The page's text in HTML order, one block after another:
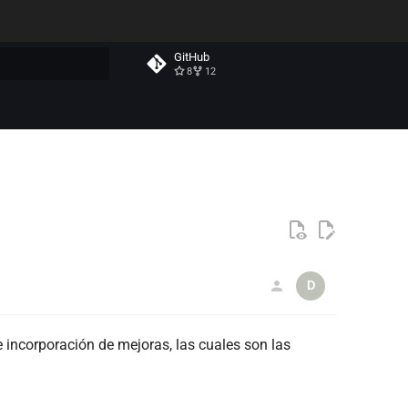
GitHub
8 12
D
de mejoras, las cuales son las